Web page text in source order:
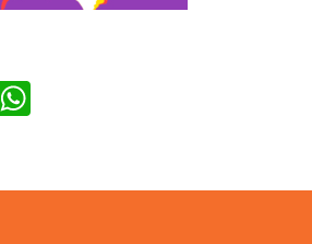
WhatsApp